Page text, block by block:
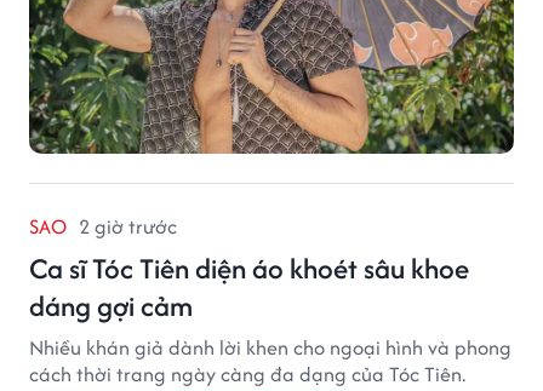
SAO 2 giờ trước
Ca sĩ Tóc Tiên diện áo khoét sâu khoe
dáng gợi cảm
Nhiều khán giả dành lời khen cho ngoại hình và phong
cách thời trang ngày càng đa dạng của Tóc Tiên.